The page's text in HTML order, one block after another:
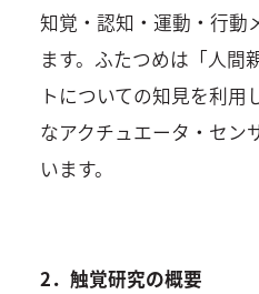
知覚・認知・運動・行動
ます。ふたつめは「人間
トについての知見を利用
なアクチュエータ・セン
います。
2．触覚研究の概要